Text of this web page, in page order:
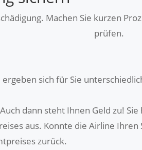
Machen Sie kurzen
prüfen.
sich für Sie
Auch dann steht Ihnen Geld zu!
aus. Konnte die Airline
zurück.